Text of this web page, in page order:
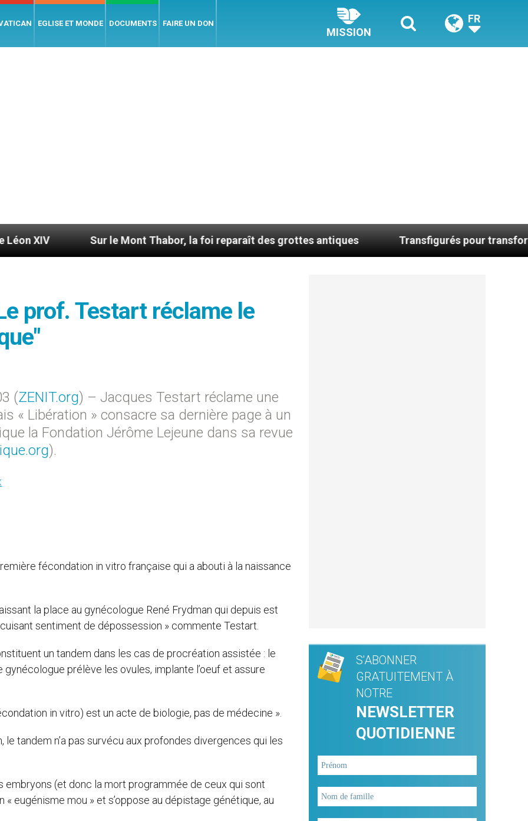
EGLISE ET MONDE DOCUMENTS FAIRE UN DON
MISSION
FR
Sur le Mont Thabor, la foi reparaît des grottes antiques Transfigurés pour transformer le
prof. Testart réclame le
(ZENIT.org) – Jacques Testart réclame une
« Libération » consacre sa dernière page à un
la Fondation Jérôme Lejeune dans sa revue
).
fécondation in vitro française qui a abouti à la naissance
la place au gynécologue René Frydman qui depuis est
cuisant sentiment de dépossession » commente Testart.
un tandem dans les cas de procréation assistée : le
prélève les ovules, implante l’oeuf et assure
in vitro) est un acte de biologie, pas de médecine ».
tandem n’a pas survécu aux profondes divergences qui les
(et donc la mort programmée de ceux qui sont
eugénisme mou » et s’oppose au dépistage génétique, au
S'ABONNER
GRATUITEMENT À
NOTRE
NEWSLETTER
QUOTIDIENNE